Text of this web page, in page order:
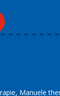
Manuele